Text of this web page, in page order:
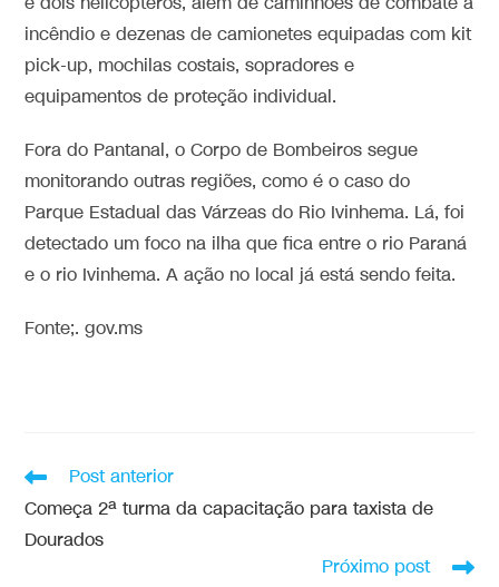
incêndio e dezenas de camionetes equipadas com kit
pick-up, mochilas costais, sopradores e
equipamentos de proteção individual.
Fora do Pantanal, o Corpo de Bombeiros segue
monitorando outras regiões, como é o caso do
Parque Estadual das Várzeas do Rio Ivinhema. Lá, foi
detectado um foco na ilha que fica entre o rio Paraná
e o rio Ivinhema. A ação no local já está sendo feita.
Fonte;. gov.ms
Post anterior
Começa 2ª turma da capacitação para taxista de
Dourados
Próximo post